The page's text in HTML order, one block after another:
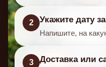
2 Укажите дату
Напишите, на
3 Доставка или